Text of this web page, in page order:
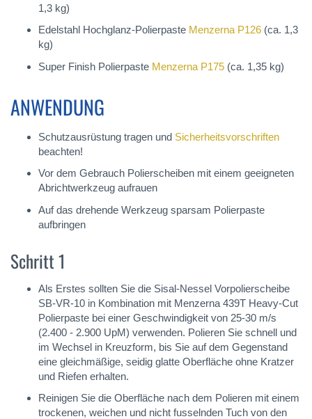
1,3 kg)
Edelstahl Hochglanz-Polierpaste Menzerna P126 (ca. 1,3
kg)
Super Finish Polierpaste Menzerna P175 (ca. 1,35 kg)
ANWENDUNG
Schutzausrüstung tragen und Sicherheitsvorschriften
beachten!
Vor dem Gebrauch Polierscheiben mit einem geeigneten
Abrichtwerkzeug aufrauen
Auf das drehende Werkzeug sparsam Polierpaste
aufbringen
Schritt 1
Als Erstes sollten Sie die Sisal-Nessel Vorpolierscheibe
SB-VR-10 in Kombination mit Menzerna 439T Heavy-Cut
Polierpaste bei einer Geschwindigkeit von 25-30 m/s
(2.400 - 2.900 UpM) verwenden. Polieren Sie schnell und
im Wechsel in Kreuzform, bis Sie auf dem Gegenstand
eine gleichmäßige, seidig glatte Oberfläche ohne Kratzer
und Riefen erhalten.
Reinigen Sie die Oberfläche nach dem Polieren mit einem
trockenen, weichen und nicht fusselnden Tuch von den